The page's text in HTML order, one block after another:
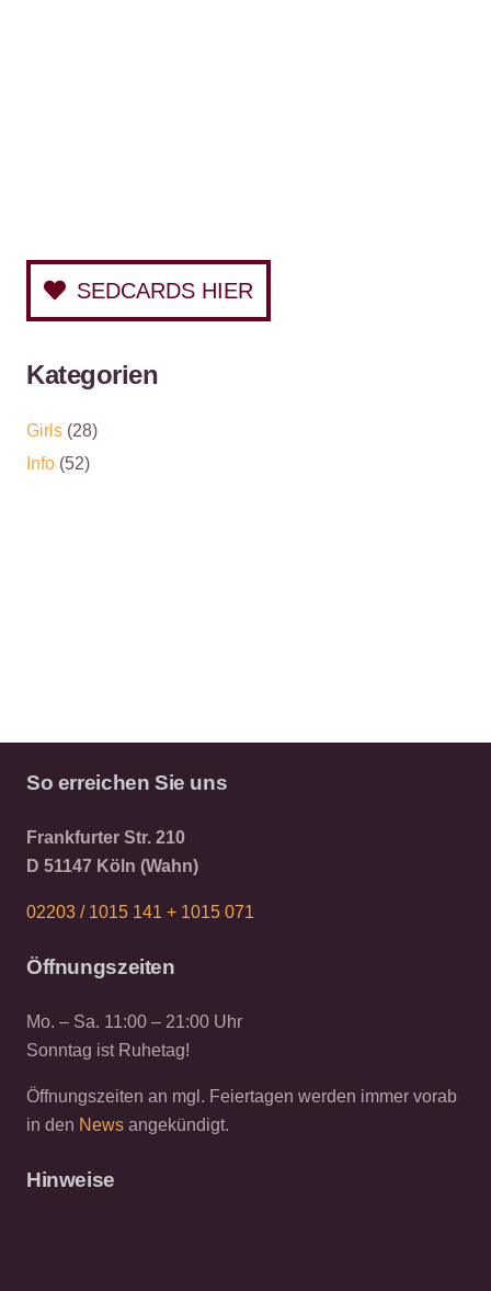
SEDCARDS HIER
Kategorien
Girls (28)
Info (52)
So erreichen Sie uns
Frankfurter Str. 210
D 51147 Köln (Wahn)
02203 / 1015 141 + 1015 071
Öffnungszeiten
Mo. – Sa. 11:00 – 21:00 Uhr
Sonntag ist Ruhetag!
Öffnungszeiten an mgl. Feiertagen werden immer vorab
in den News angekündigt.
Hinweise